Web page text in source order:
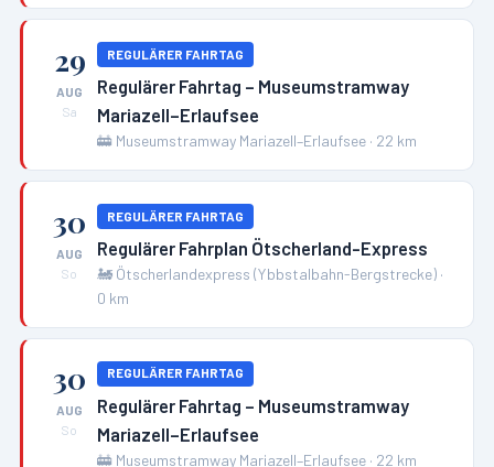
29
AUG
Sa
REGULÄRER FAHRTAG
Regulärer Fahrtag – Museumstramway
Mariazell–Erlaufsee
🚋 Museumstramway Mariazell–Erlaufsee · 22 km
30
AUG
So
REGULÄRER FAHRTAG
Regulärer Fahrplan Ötscherland-Express
🚂 Ötscherlandexpress (Ybbstalbahn-Bergstrecke) ·
0 km
30
AUG
So
REGULÄRER FAHRTAG
Regulärer Fahrtag – Museumstramway
Mariazell–Erlaufsee
🚋 Museumstramway Mariazell–Erlaufsee · 22 km